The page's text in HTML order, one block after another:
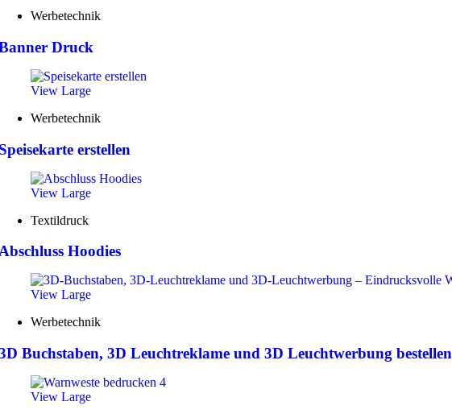
Werbetechnik
Druck
View Large
Werbetechnik
erstellen
View Large
Textildruck
Hoodies
View Large
Werbetechnik
Buchstaben, 3D Leuchtreklame und 3D Leuchtwerbung bestellen
View Large